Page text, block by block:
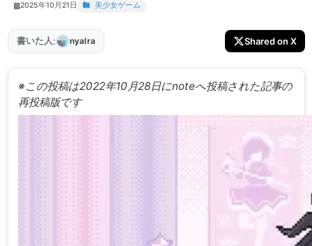
2025年10月21日 美少女ゲーム
書いた人 : nyalra Shared on X
※この投稿は2022年10月28日にnoteへ投稿された記事の
再投稿版です